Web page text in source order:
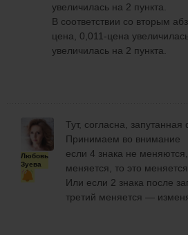
увеличилась на 2 пункта.
В соответствии со вторым
цена, 0,011-цена
увеличилась на 2 пункта.
Любовь
Зуева
Тут, согласна,
Принимаем во внимание
если 4 знака не
меняется, то это меняется
Или если 2 знака после
третий меняется —